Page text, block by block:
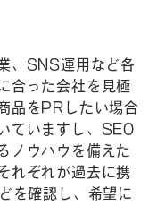
、SNS運用など各
合った会社を見極
品をPRしたい場合
ていますし、SEO
ノウハウを備えた
れぞれが過去に携
を確認し、希望に